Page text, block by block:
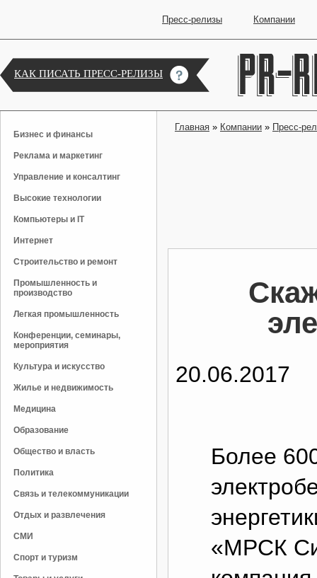
Пресс-релизы Компании
КАК ПИСАТЬ ПРЕСС-РЕЛИЗЫ
Бизнес и финансы
Реклама и маркетинг
Управление и консалтинг
Высокие технологии
Компьютеры и IT
Интернет
Строительство и ремонт
Промышленность и
производство
Легкая промышленность
Конференции, семинары,
мероприятия
Культура и искусство
Жилье и недвижимость
Медицина
Образование
Общество и власть
Политика
Связь и телекоммуникации
Отдых и развлечения
СМИ
Спорт и туризм
Главная » Компании » Пресс-
20.06.2017
Более
«МРСК